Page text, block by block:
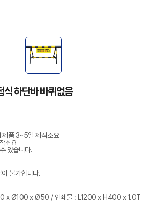
식 하단바 바퀴없음
제품 3~5일 제작소요
소요
있습니다.
불가합니다.
x Ø100 x Ø50 / 인쇄물 : L1200 x H400 x 1.0T